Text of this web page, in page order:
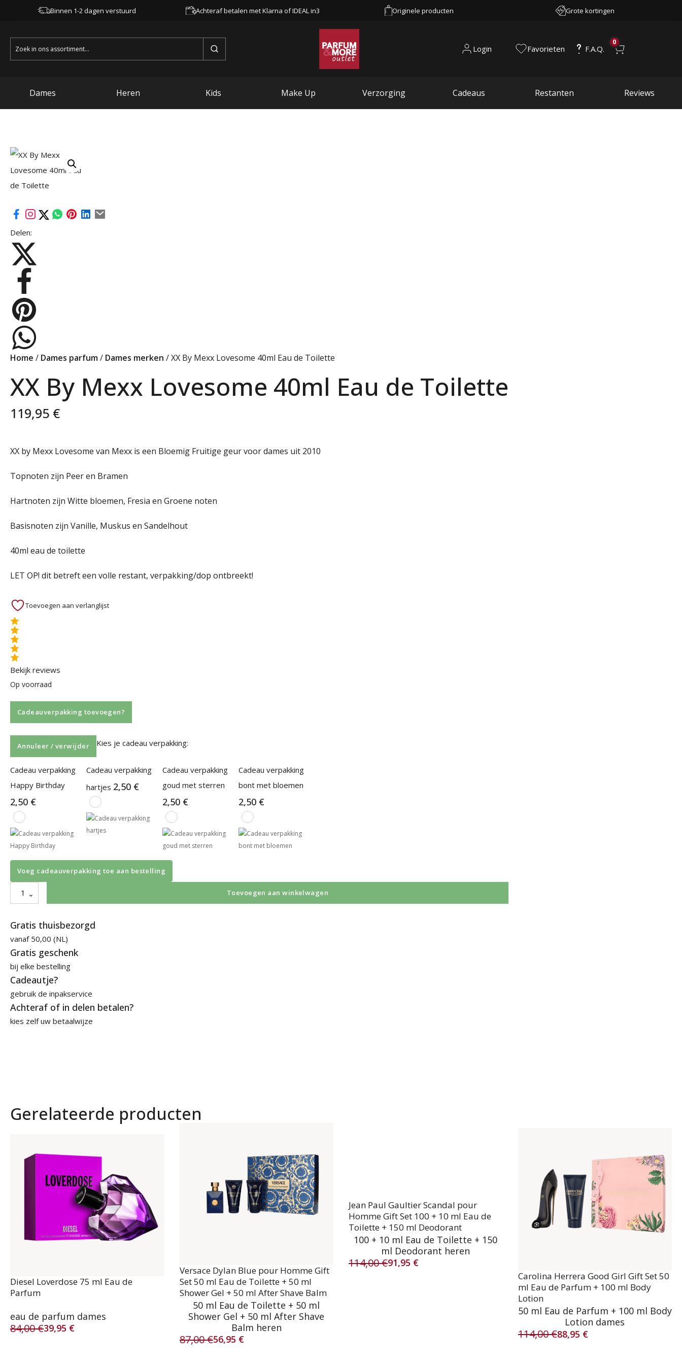
Binnen 1-2 dagen verstuurd Achteraf betalen met Klarna of IDEAL in3 Originele producten Grote kortingen
Zoeken
naar:
Login Favorieten F.A.Q.
0
Dames Heren Kids Make Up Verzorging Cadeaus Restanten Reviews
Delen:
Home / Dames parfum/ Dames merken / XX By Mexx Lovesome 40ml Eau de Toilette
XX By Mexx Lovesome 40ml Eau de Toilette
119,95 €
XX by Mexx Lovesome van Mexx is een Bloemig Fruitige geur voor dames uit 2010
Topnoten zijn Peer en Bramen
Hartnoten zijn Witte bloemen, Fresia en Groene noten
Basisnoten zijn Vanille, Muskus en Sandelhout
40ml eau de toilette
LET OP! dit betreft een volle restant, verpakking/dop ontbreekt!
Toevoegen aan verlanglijst
Bekijk reviews
Op voorraad
Cadeauverpakking toevoegen?
Annuleer / verwijder Kies je cadeau verpakking:
Cadeau verpakking
Happy Birthday
2,50 €
Cadeau verpakking
hartjes 2,50 €
Cadeau verpakking
goud met sterren
2,50 €
Cadeau verpakking
bont met bloemen
2,50 €
Voeg cadeauverpakking toe aan bestelling
By
Lovesome
40ml
Eau
de
Toilette
aantal
Toevoegen aan winkelwagen
Gratis thuisbezorgd
vanaf 50,00 (NL)
Gratis geschenk
bij elke bestelling
Cadeautje?
gebruik de inpakservice
Achteraf of in delen betalen?
kies zelf uw betaalwijze
Gerelateerde producten
Diesel Loverdose 75 ml Eau de
Parfum
eau de parfum dames
84,00€
Oorspronkelijke
39,95 €
Huidige
Versace Dylan Blue pour Homme Gift
Set 50 ml Eau de Toilette + 50 ml
Shower Gel + 50 ml After Shave Balm
50 ml Eau de Toilette + 50 ml
Shower Gel + 50 ml After Shave
Balm heren
87,00€
Oorspronkelijke
56,95 €
Huidige
Jean Paul Gaultier Scandal pour
Homme Gift Set 100 + 10 ml Eau de
Toilette + 150 ml Deodorant
100 + 10 ml Eau de Toilette + 150
ml Deodorant heren
114,00€
Oorspronkelijke
91,95 €
Huidige
Carolina Herrera Good Girl Gift Set 50
ml Eau de Parfum + 100 ml Body
Lotion
50 ml Eau de Parfum + 100 ml Body
Lotion dames
114,00€
Oorspronkelijke
88,95 €
Huidige